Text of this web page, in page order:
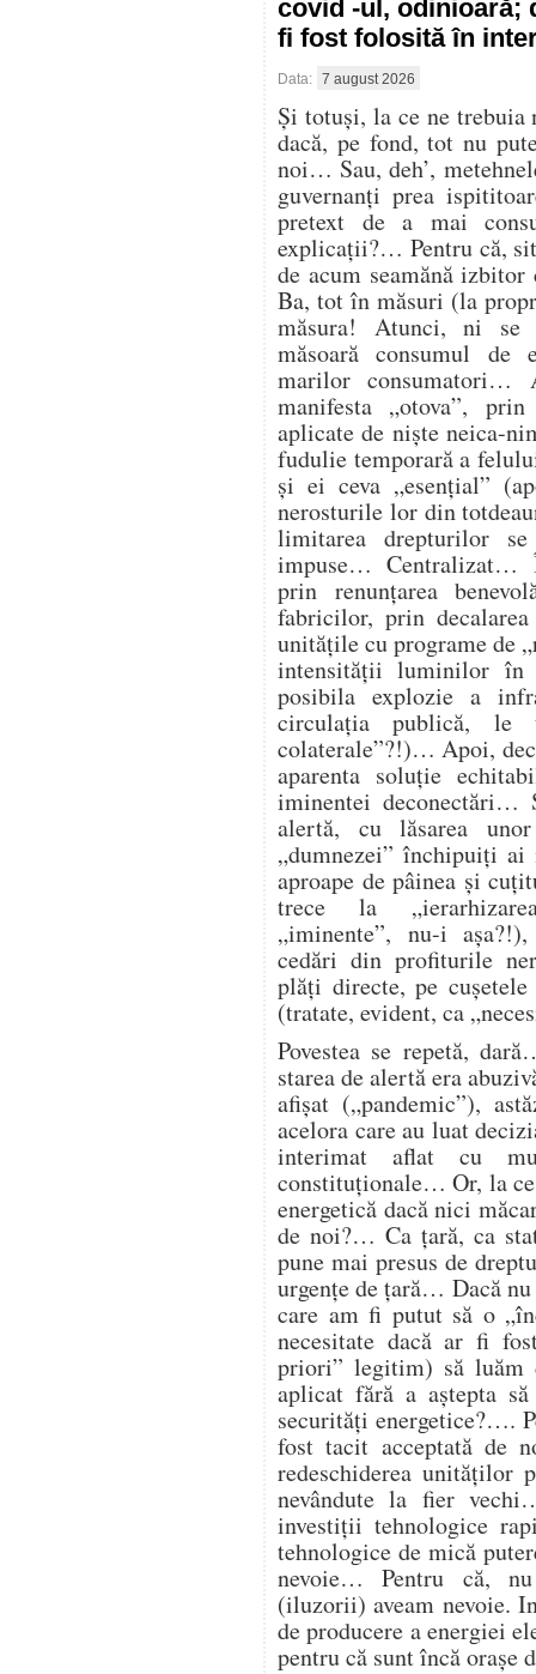
covid -ul, odinioară;
fi fost folosită în
Data: 7 august 2026
Și totuși, la ce ne trebuia
dacă, pe fond, tot nu
noi… Sau, deh’,
guvernanți prea
pretext de a mai
explicații?… Pentru că,
de acum seamănă
Ba, tot în măsuri (la
măsura! Atunci, ni se
măsoară consumul de
marilor consumatori…
manifesta „otova”,
aplicate de niște neica-
fudulie temporară a
și ei ceva „esențial”
nerosturile lor din
limitarea drepturilor
impuse… Centralizat…
prin renunțarea
fabricilor, prin
unitățile cu programe de
intensității luminilor în
posibila explozie a
circulația publică, le
colaterale”?!)… Apoi,
aparenta soluție
iminentei deconectări…
alertă, cu lăsarea
„dumnezei” închipuiți
aproape de pâinea și
trece la
„iminente”, nu-i
cedări din profiturile
plăți directe, pe
(tratate, evident, ca
Povestea se repetă,
starea de alertă era
afișat („pandemic”),
acelora care au luat
interimat aflat cu
constituționale… Or, la
energetică dacă nici
de noi?… Ca țară, ca
pune mai presus de
urgențe de țară… Dacă
care am fi putut să o
necesitate dacă ar fi
priori” legitim) să luăm
aplicat fără a aștepta
securități energetice?….
fost tacit acceptată de
redeschiderea unităților
nevândute la fier
investiții tehnologice
tehnologice de mică
nevoie… Pentru că,
(iluzorii) aveam nevoie.
de producere a energiei
pentru că sunt încă orașe